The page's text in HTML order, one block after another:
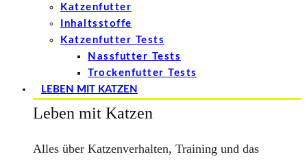
Katzenfutter
Inhaltsstoffe
Katzenfutter Tests
Nassfutter Tests
Trockenfutter Tests
LEBEN MIT KATZEN
Leben mit Katzen
Alles über Katzenverhalten, Training und das